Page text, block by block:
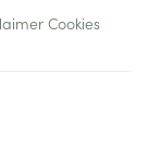
Cookies